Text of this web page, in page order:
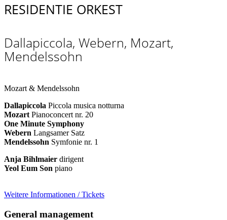
RESIDENTIE ORKEST
Dallapiccola, Webern, Mozart,
Mendelssohn
Mozart & Mendelssohn
Dallapiccola Piccola musica notturna
Mozart Pianoconcert nr. 20
One Minute Symphony
Webern Langsamer Satz
Mendelssohn Symfonie nr. 1
Anja Bihlmaier dirigent
Yeol Eum Son piano
Weitere Informationen / Tickets
General management